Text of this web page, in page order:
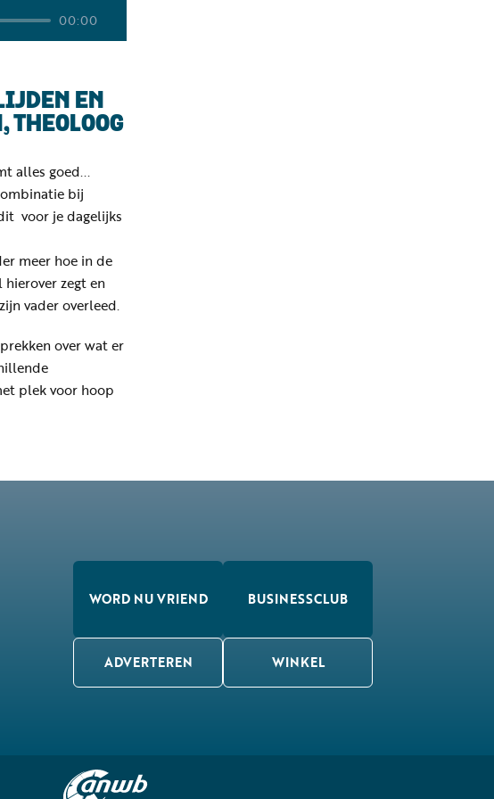
00:00
EN
THEOLOOG
alles goed...
bij
voor je dagelijks
meer hoe in de
zegt en
vader overleed.
over wat er
plek voor hoop
WORD NU VRIEND BUSINESSCLUB
ADVERTEREN WINKEL